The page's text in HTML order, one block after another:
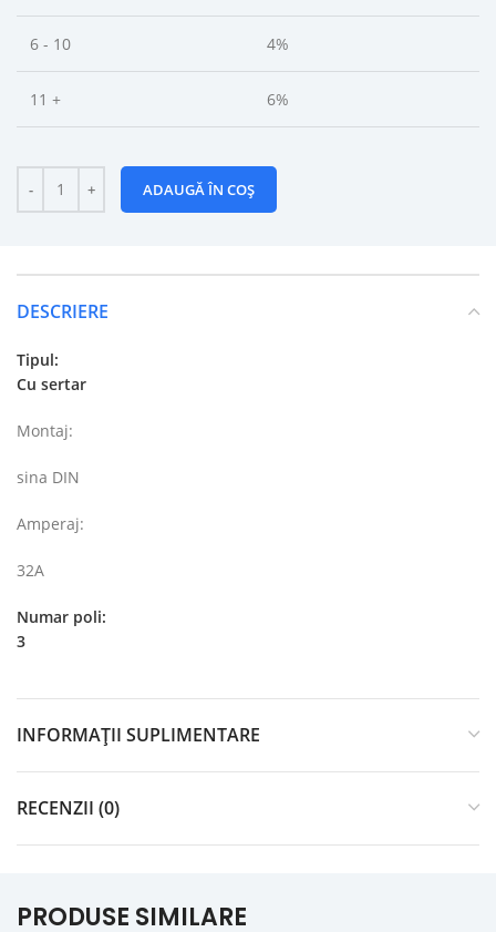
6 - 10 4%
11 + 6%
ADAUGĂ ÎN COȘ
DESCRIERE
Tipul:
Cu sertar
Montaj:
sina DIN
Amperaj:
32A
Numar poli:
3
INFORMAȚII SUPLIMENTARE
RECENZII (0)
PRODUSE SIMILARE